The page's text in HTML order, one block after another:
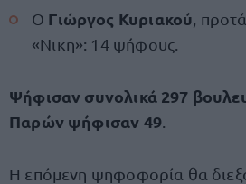
Ο Γιώργος Κυριακού ,
«Νικη»: 14 ψήφους.
Ψήφισαν συνολικά 297
Παρών ψήφισαν 49.
Η επόμενη ψηφοφορία θα